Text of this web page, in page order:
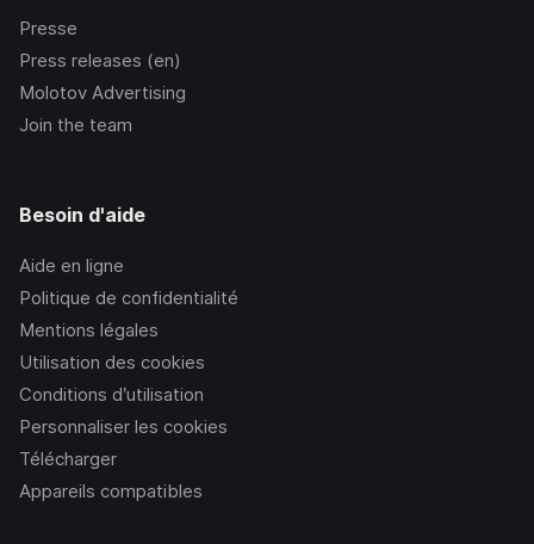
Presse
Press releases (en)
Molotov Advertising
Join the team
Besoin d'aide
Aide en ligne
Politique de confidentialité
Mentions légales
Utilisation des cookies
Conditions d’utilisation
Personnaliser les cookies
Télécharger
Appareils compatibles